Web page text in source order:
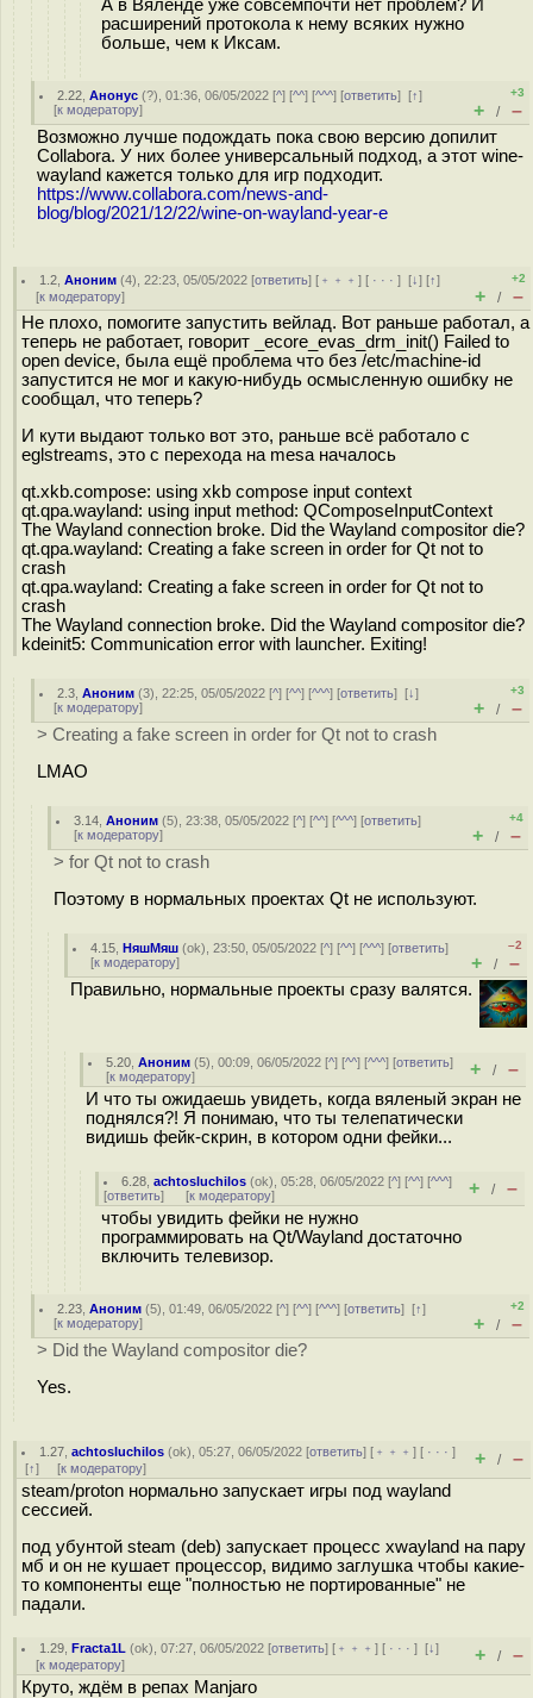
А в Вяленде уже совсемпочти нет проблем? И
расширений протокола к нему всяких нужно
больше, чем к Иксам.
2.22 ,Анонус (?), 01:36, 06/05/2022 [^] [^^] [^^^] [ответить][↑]
[к модератору]
+3
+ / –
Возможно лучше подождать пока свою версию допилит
Collabora. У них более универсальный подход, а этот wine-
wayland кажется только для игр подходит.
https://www.collabora.com/news-and-
blog/blog/2021/12/22/wine-on-wayland-year-e
1.2 ,Аноним (4), 22:23, 05/05/2022 [ответить] [ ﹢﹢﹢] [ · · ·][↓] [↑]
[к модератору]
+2
+ / –
Не плохо, помогите запустить вейлад. Вот раньше работал, а
теперь не работает, говорит _ecore_evas_drm_init() Failed to
open device, была ещё проблема что без /etc/machine-id
запустится не мог и какую-нибудь осмысленную ошибку не
сообщал, что теперь?
И кути выдают только вот это, раньше всё работало с
eglstreams, это с перехода на mesa началось
qt.xkb.compose: using xkb compose input context
qt.qpa.wayland: using input method: QComposeInputContext
The Wayland connection broke. Did the Wayland compositor die?
qt.qpa.wayland: Creating a fake screen in order for Qt not to
crash
qt.qpa.wayland: Creating a fake screen in order for Qt not to
crash
The Wayland connection broke. Did the Wayland compositor die?
kdeinit5: Communication error with launcher. Exiting!
2.3 ,Аноним (3), 22:25, 05/05/2022 [^] [^^] [^^^] [ответить][↓]
[к модератору]
+3
+ / –
> Creating a fake screen in order for Qt not to crash
LMAO
3.14 ,Аноним (5), 23:38, 05/05/2022 [^] [^^] [^^^] [ответить]
[к модератору]
+4
+ / –
> for Qt not to crash
Поэтому в нормальных проектах Qt не используют.
4.15 ,НяшМяш (ok), 23:50, 05/05/2022 [^] [^^] [^^^] [ответить]
[к модератору]
–2
+ / –
Правильно, нормальные проекты сразу валятся.
5.20 ,Аноним (5), 00:09, 06/05/2022 [^] [^^] [^^^] [ответить]
[к модератору] + / –
И что ты ожидаешь увидеть, когда вяленый экран не
поднялся?! Я понимаю, что ты телепатически
видишь фейк-скрин, в котором одни фейки...
6.28 ,achtosluchilos (ok), 05:28, 06/05/2022 [^] [^^] [^^^]
[ответить] [к модератору] + / –
чтобы увидить фейки не нужно
программировать на Qt/Wayland достаточно
включить телевизор.
2.23 ,Аноним (5), 01:49, 06/05/2022 [^] [^^] [^^^] [ответить][↑]
[к модератору]
+2
+ / –
> Did the Wayland compositor die?
Yes.
1.27 ,achtosluchilos (ok), 05:27, 06/05/2022 [ответить] [ ﹢﹢﹢] [ · · ·]
[↑] [к модератору] + / –
steam/proton нормально запускает игры под wayland
сессией.
под убунтой steam (deb) запускает процесс xwayland на пару
мб и он не кушает процессор, видимо заглушка чтобы какие-
то компоненты еще "полностью не портированные" не
падали.
1.29 ,Fracta1L (ok), 07:27, 06/05/2022 [ответить] [ ﹢﹢﹢] [ · · ·][↓]
[к модератору] + / –
Круто, ждём в репах Manjaro